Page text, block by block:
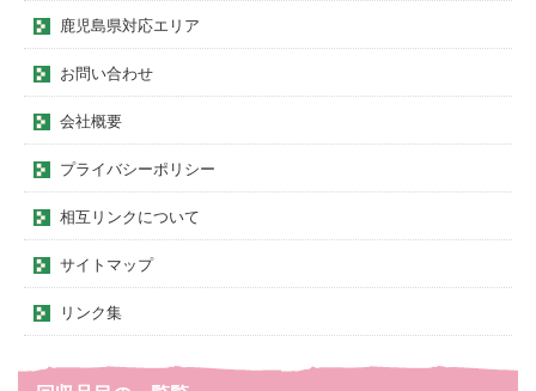
鹿児島県対応エリア
お問い合わせ
会社概要
プライバシーポリシー
相互リンクについて
サイトマップ
リンク集